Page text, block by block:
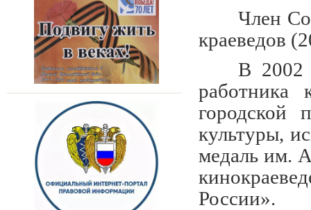
Член
краеведов
В 2002
работника
городской
культуры,
медаль им.
России».